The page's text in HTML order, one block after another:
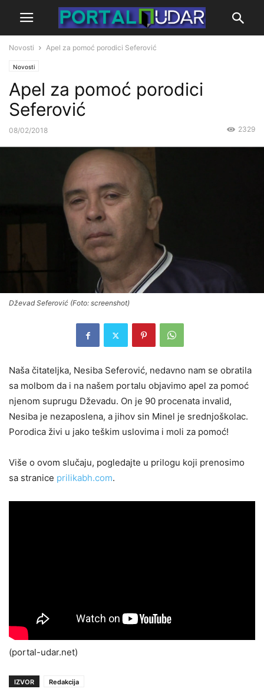
Novosti Apel za pomoć porodici Seferović
Novosti
Apel za pomoć porodici
Seferović
08/02/2018 2329
Dževad Seferović (Foto: screenshot)
Naša čitateljka, Nesiba Seferović, nedavno nam se obratila
sa molbom da i na našem portalu objavimo apel za pomoć
njenom suprugu Dževadu. On je 90 procenata invalid,
Nesiba je nezaposlena, a jihov sin Minel je srednjoškolac.
Porodica živi u jako teškim uslovima i moli za pomoć!
Više o ovom slučaju, pogledajte u prilogu koji prenosimo
sa stranice prilikabh.com.
(portal-udar.net)
IZVOR Redakcija